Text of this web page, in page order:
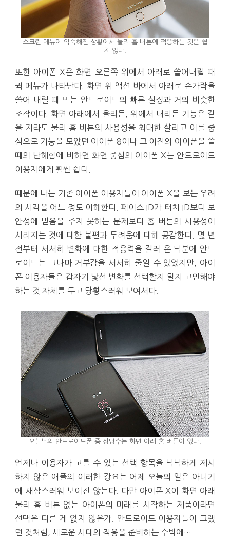
스크린 메뉴에 익숙해진 상황에서 물리 홈 버튼에 적응하는 것은 쉽
지 않다.
또한 아이폰 X은 화면 오른쪽 위에서 아래로 쓸어내릴 때
퀵 메뉴가 나타난다. 화면 위 액션 바에서 아래로 손가락을
쓸어 내릴 때 뜨는 안드로이드의 빠른 설정과 거의 비슷한
조작이다. 화면 아래에서 올리든, 위에서 내리든 기능은 같
을 지라도 물리 홈 버튼의 사용성을 최대한 살리고 이를 중
심으로 기능을 모았던 아이폰 8이나 그 이전의 아이폰을 쓸
때의 난해함에 비하면 화면 중심의 아이폰 X는 안드로이드
이용자에게 훨씬 쉽다.
때문에 나는 기존 아이폰 이용자들이 아이폰 X을 보는 우려
의 시각을 어느 정도 이해한다. 페이스 ID가 터치 ID보다 보
안성에 믿음을 주지 못하는 문제보다 홈 버튼의 사용성이
사라지는 것에 대한 불편과 두려움에 대해 공감한다. 몇 년
전부터 서서히 변화에 대한 적응력을 길러 온 덕분에 안드
로이드는 그나마 거부감을 서서히 줄일 수 있었지만, 아이
폰 이용자들은 갑자기 낯선 변화를 선택할지 말지 고민해야
하는 것 자체를 두고 당황스러워 보여서다.
오늘날의 안드로이드폰 중 상당수는 화면 아래 홈 버튼이 없다.
언제나 이용자가 고를 수 있는 선택 항목을 넉넉하게 제시
하지 않은 애플의 이러한 강요는 어제 오늘의 일은 아니기
에 새삼스러워 보이진 않는다. 다만 아이폰 X이 화면 아래
물리 홈 버튼 없는 아이폰의 미래를 시작하는 제품이라면
선택은 다른 게 없지 않은가. 안드로이드 이용자들이 그랬
던 것처럼, 새로운 시대의 적응을 준비하는 수밖에…